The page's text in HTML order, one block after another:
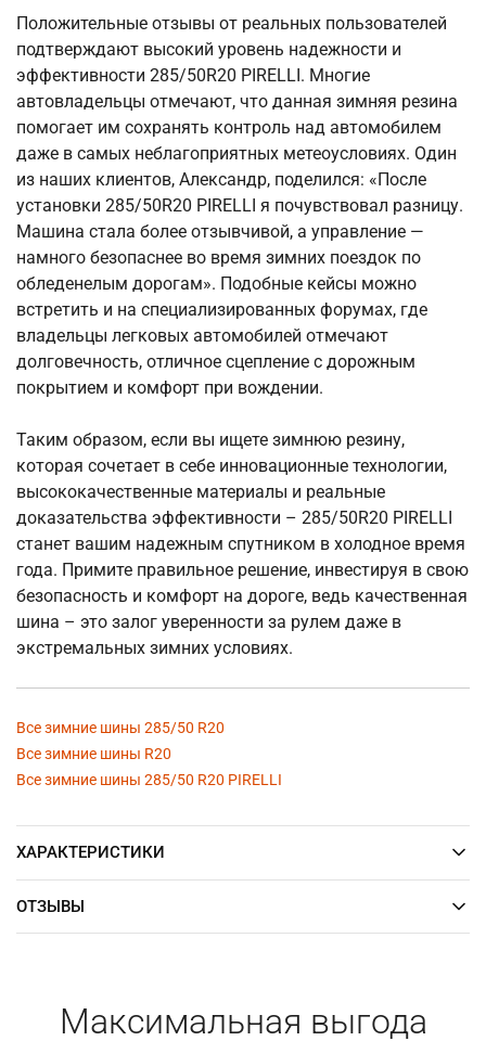
Положительные отзывы от реальных пользователей
подтверждают высокий уровень надежности и
эффективности 285/50R20 PIRELLI. Многие
автовладельцы отмечают, что данная зимняя резина
помогает им сохранять контроль над автомобилем
даже в самых неблагоприятных метеоусловиях. Один
из наших клиентов, Александр, поделился: «После
установки 285/50R20 PIRELLI я почувствовал разницу.
Машина стала более отзывчивой, а управление —
намного безопаснее во время зимних поездок по
обледенелым дорогам». Подобные кейсы можно
встретить и на специализированных форумах, где
владельцы легковых автомобилей отмечают
долговечность, отличное сцепление с дорожным
покрытием и комфорт при вождении.
Таким образом, если вы ищете зимнюю резину,
которая сочетает в себе инновационные технологии,
высококачественные материалы и реальные
доказательства эффективности – 285/50R20 PIRELLI
станет вашим надежным спутником в холодное время
года. Примите правильное решение, инвестируя в свою
безопасность и комфорт на дороге, ведь качественная
шина – это залог уверенности за рулем даже в
экстремальных зимних условиях.
Все зимние шины 285/50 R20
Все зимние шины R20
Все зимние шины 285/50 R20 PIRELLI
ХАРАКТЕРИСТИКИ
ОТЗЫВЫ
Максимальная выгода